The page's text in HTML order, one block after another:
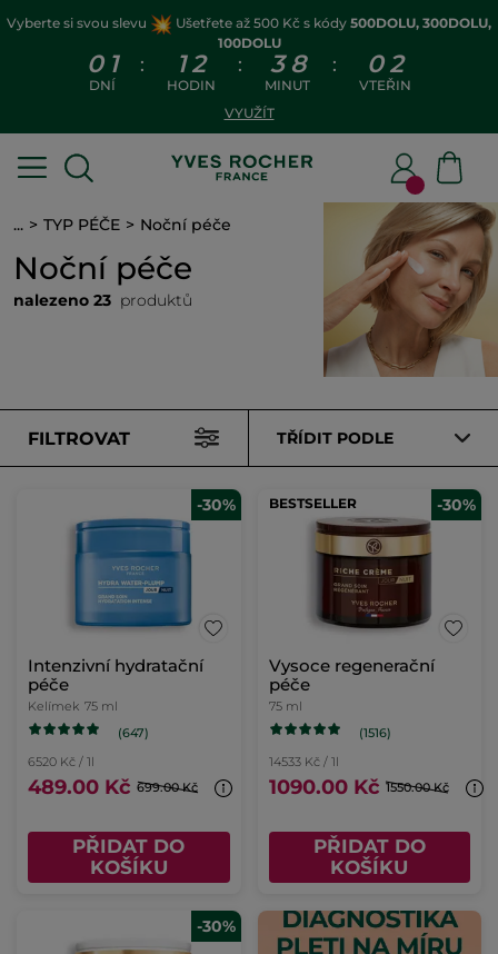
Vyberte si svou slevu Ušetřete až 500 Kč s kódy 500DOLU, 300DOLU,
100DOLU
0 1
DNÍ
: 1 2
HODIN
: 3 8
MINUT
: 0 1
VTEŘIN
VYUŽÍT
... TYP PÉČE Noční péče
Noční péče
nalezeno 23 produktů
FILTROVAT TŘÍDIT PODLE
-30%
Intenzivní hydratační
péče
Kelímek 75 ml
(647)
6520 Kč / 1l
489.00 Kč 699.00 Kč
PŘIDAT DO
KOŠÍKU
BESTSELLER -30%
Vysoce regenerační
péče
75 ml
(1516)
14533 Kč / 1l
1090.00 Kč 1550.00 Kč
PŘIDAT DO
KOŠÍKU
-30%